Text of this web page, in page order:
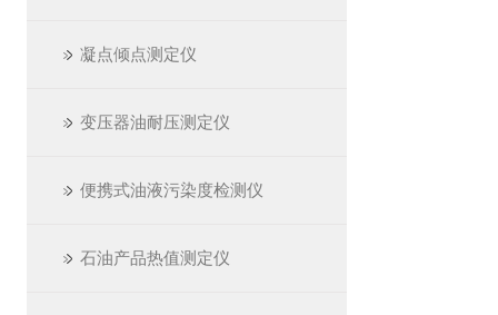
凝点倾点测定仪
变压器油耐压测定仪
便携式油液污染度检测仪
石油产品热值测定仪